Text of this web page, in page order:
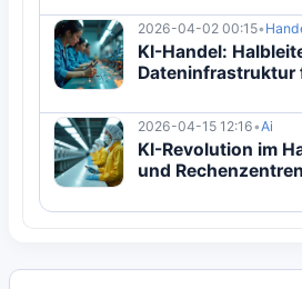
2026-04-02 00:15•
KI-Handel:
Dateninfrastruktur
2026-04-15 12:16•Ai
KI-Revolution im
und